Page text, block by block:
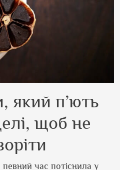
який п’ють
щоб не
певний час потіснила у